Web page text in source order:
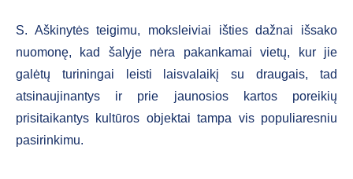
S. Aškinytės teigimu, moksleiviai išties dažnai išsako
nuomonę, kad šalyje nėra pakankamai vietų, kur jie
galėtų turiningai leisti laisvalaikį su draugais, tad
atsinaujinantys ir prie jaunosios kartos poreikių
prisitaikantys kultūros objektai tampa vis populiaresniu
pasirinkimu.